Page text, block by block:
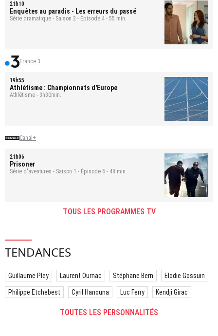
21h10
Enquêtes au paradis - Les erreurs du passé
Série dramatique - Saison 2 - Épisode 4 - 55 min.
France 3
19h55
Athlétisme : Championnats d'Europe
Athlétisme - 3h30min.
Canal+
21h06
Prisoner
Série d'aventures - Saison 1 - Épisode 6 - 48 min.
TOUS LES PROGRAMMES TV
TENDANCES
Guillaume Pley Laurent Ournac Stéphane Bern Elodie Gossuin
Philippe Etchebest Cyril Hanouna Luc Ferry Kendji Girac
TOUTES LES PERSONNALITÉS